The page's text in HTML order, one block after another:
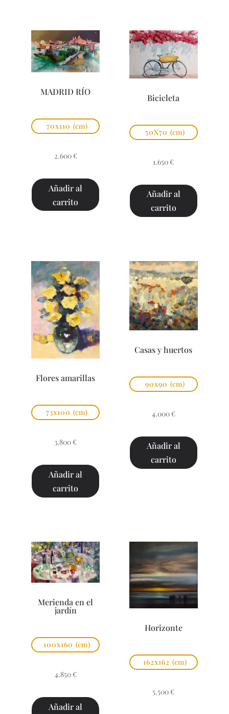
MADRID RÍO
70x110 (cm)
2.600 €
Añadir al
carrito
Bicicleta
50X70 (cm)
1.650 €
Añadir al
carrito
Flores amarillas
73x100 (cm)
3.800 €
Añadir al
carrito
Casas y huertos
90x90 (cm)
4.000 €
Añadir al
carrito
Merienda en el
jardín
100x160 (cm)
4.850 €
Añadir al
Horizonte
162x162 (cm)
5.500 €